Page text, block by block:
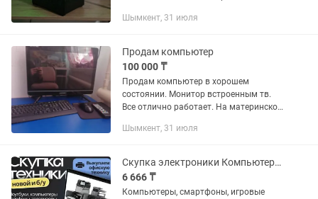
h61m-vg4 Блок питания 500w 80 plus
Шымкент, 31 июля
Продам компьютер
100 000 ₸
Продам компьютер в хорошем
состоянии. Монитор встроенным тв.
Все отлично работает. На материнской
позволяет загрузится за секунды.
Шымкент, 31 июля
Скупка электроники Компьютеры, смартфоны, игровые приставки
6 666 ₸
Компьютеры, смартфоны, игровые